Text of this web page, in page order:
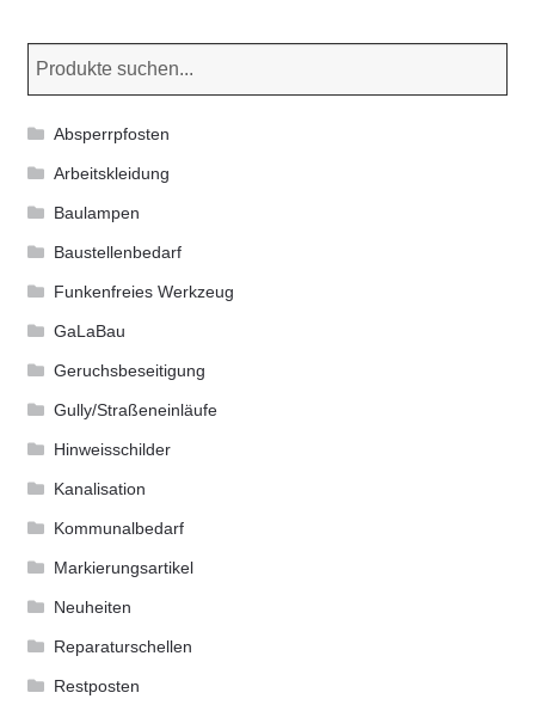
gewählt
Absperrpfosten
Arbeitskleidung
Baulampen
Baustellenbedarf
Funkenfreies Werkzeug
GaLaBau
Geruchsbeseitigung
Gully/Straßeneinläufe
Hinweisschilder
Kanalisation
Kommunalbedarf
Markierungsartikel
Neuheiten
Reparaturschellen
Restposten